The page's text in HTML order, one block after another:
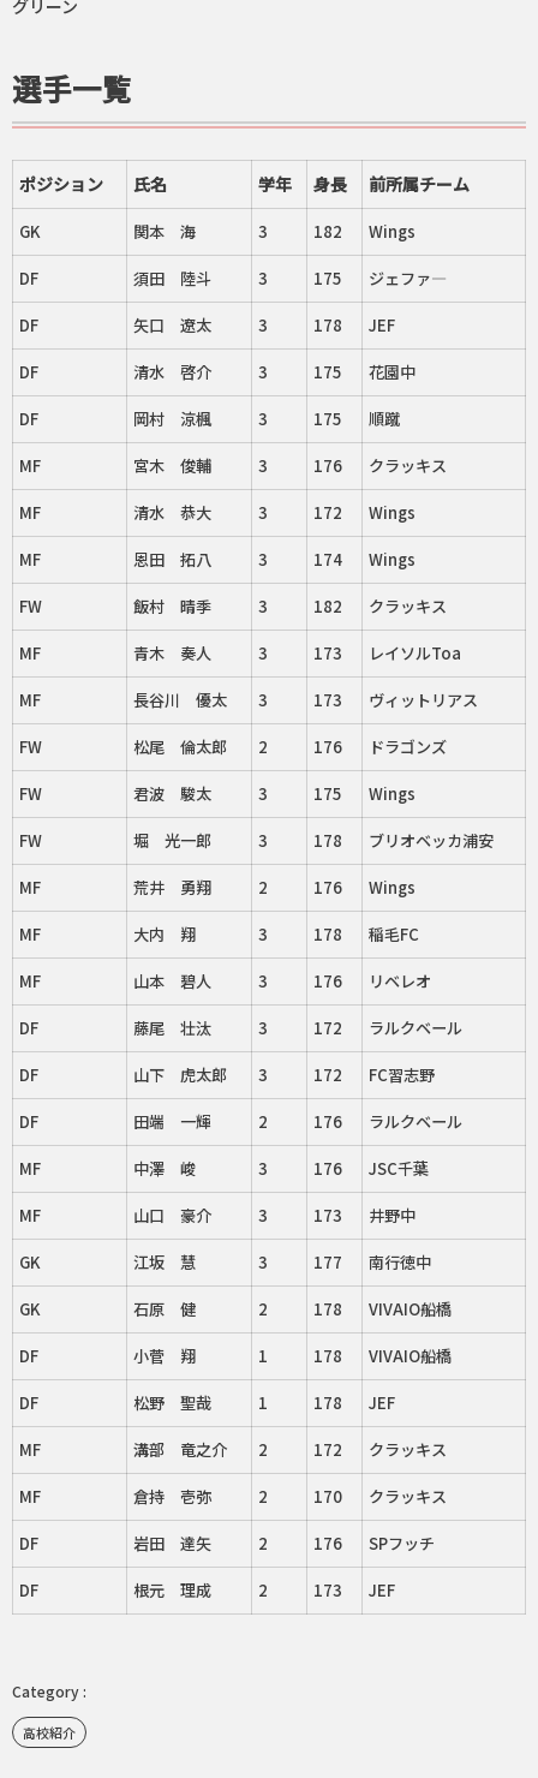
グリーン
選手一覧
ポジション 氏名 学年 身長 前所属チーム
GK 関本 海 3 182 Wings
DF 須田 陸斗 3 175 ジェファ―
DF 矢口 遼太 3 178 JEF
DF 清水 啓介 3 175 花園中
DF 岡村 涼楓 3 175 順蹴
MF 宮木 俊輔 3 176 クラッキス
MF 清水 恭大 3 172 Wings
MF 恩田 拓八 3 174 Wings
FW 飯村 晴季 3 182 クラッキス
MF 青木 奏人 3 173 レイソルToa
MF 長谷川 優太 3 173 ヴィットリアス
FW 松尾 倫太郎 2 176 ドラゴンズ
FW 君波 駿太 3 175 Wings
FW 堀 光一郎 3 178 ブリオベッカ浦安
MF 荒井 勇翔 2 176 Wings
MF 大内 翔 3 178 稲毛FC
MF 山本 碧人 3 176 リベレオ
DF 藤尾 壮汰 3 172 ラルクベール
DF 山下 虎太郎 3 172 FC習志野
DF 田端 一輝 2 176 ラルクベール
MF 中澤 峻 3 176 JSC千葉
MF 山口 豪介 3 173 井野中
GK 江坂 慧 3 177 南行徳中
GK 石原 健 2 178 VIVAIO船橋
DF 小菅 翔 1 178 VIVAIO船橋
DF 松野 聖哉 1 178 JEF
MF 溝部 竜之介 2 172 クラッキス
MF 倉持 壱弥 2 170 クラッキス
DF 岩田 達矢 2 176 SPフッチ
DF 根元 理成 2 173 JEF
高校紹介